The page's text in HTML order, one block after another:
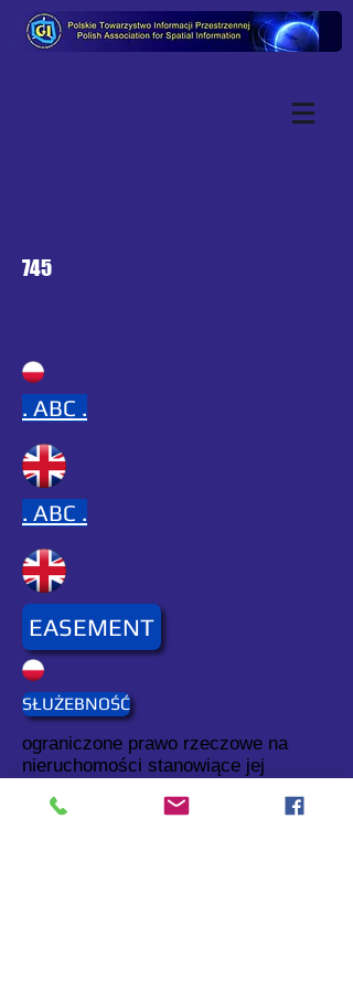
745
. ABC .
. ABC .
EASEMENT
SŁUŻEBNOŚĆ
ograniczone prawo rzeczowe na
nieruchomości stanowiące jej
koniecznej.